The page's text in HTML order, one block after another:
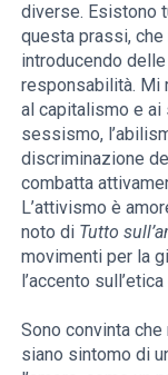
diverse. Esistono
questa prassi, che
introducendo
responsabilità. Mi
al capitalismo e
sessismo,
discriminazione
combatta
L’attivismo è
noto di Tutto
movimenti per la
l’accento
Sono convinta
siano sintomo di